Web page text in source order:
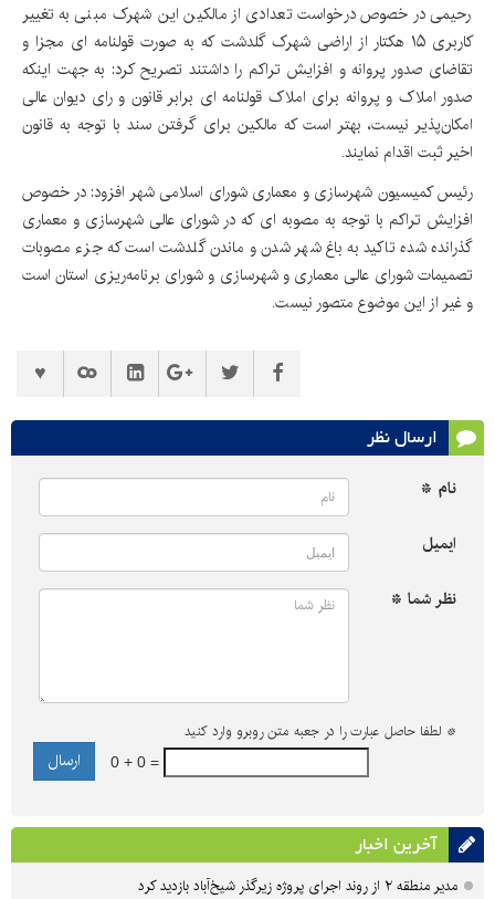
رحیمی در خصوص درخواست تعدادی از مالکین این شهرک مبنی به تغییر
کاربری ۱۵ هکتار از اراضی شهرک گلدشت که به صورت قولنامه ای مجزا و
تقاضای صدور پروانه و افزایش تراکم را داشتند تصریح کرد: به جهت اینکه
صدور املاک و پروانه برای املاک قولنامه ای برابر قانون و رای دیوان عالی
امکان‌پذیر نیست، بهتر است که مالکین برای گرفتن سند با توجه به قانون
اخیر ثبت اقدام نمایند.
رئیس کمیسیون شهرسازی و معماری شورای اسلامی شهر افزود: در خصوص
افزایش تراکم با توجه به مصوبه ای که در شورای عالی شهرسازی و معماری
گذرانده شده تاکید به باغ شهر شدن و ماندن گلدشت است که جزء مصوبات
تصمیمات شورای عالی معماری و شهرسازی و شورای برنامه‌ریزی استان است
و غیر از این موضوع متصور نیست.
ارسال نظر
نام *
ایمیل
نظر شما *
* لطفا حاصل عبارت را در جعبه متن روبرو وارد کنید
0 + 0 =
آخرین اخبار
مدیر منطقه ۲ از روند اجرای پروژه زیرگذر شیخ‌آباد بازدید کرد